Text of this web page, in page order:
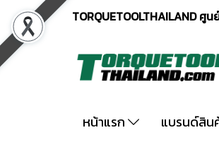
TORQUETOOLTHAILAND
หน้าแรก แบรนด์สิน